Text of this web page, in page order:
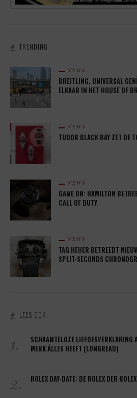
TRENDING
NEWS
BREITLING, UNIVERSAL
ELKAAR IN HET HOUSE OF
NEWS
TUDOR BLACK BAY ZET DE
NEWS
GAME ON: HAMILTON
CALL OF DUTY
NEWS
TAG HEUER BETREEDT
SPLIT-SECONDS
LEES OOK
1.
SCHAAMTELOZE
MERK ÁLLES HEEFT (LONGREAD)
2. ROLEX DAY-DATE: DE ROLEX DER